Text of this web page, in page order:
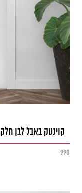
קוינטק באבל לבן חלק SD901
990